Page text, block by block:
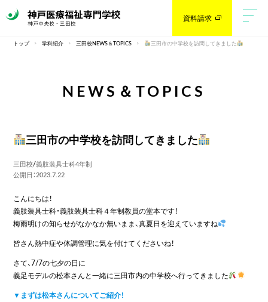
資料請求
トップ 学科紹介 三田校NEWS＆TOPICS 三田市の中学校を訪問してきました
NEWS＆TOPICS
三田市の中学校を訪問してきました
三田校/義肢装具士科4年制
公開日：2023.7.22
こんにちは！
義肢装具士科・義肢装具士科４年制教員の堂本です！
梅雨明けの知らせがなかなか無いまま、真夏日を迎えていますね
皆さん熱中症や体調管理に気を付けてくださいね！
さて、7/7の七夕の日に
義足モデルの松本さんと一緒に三田市内の中学校へ行ってきました
▼まずは松本さんについてご紹介！